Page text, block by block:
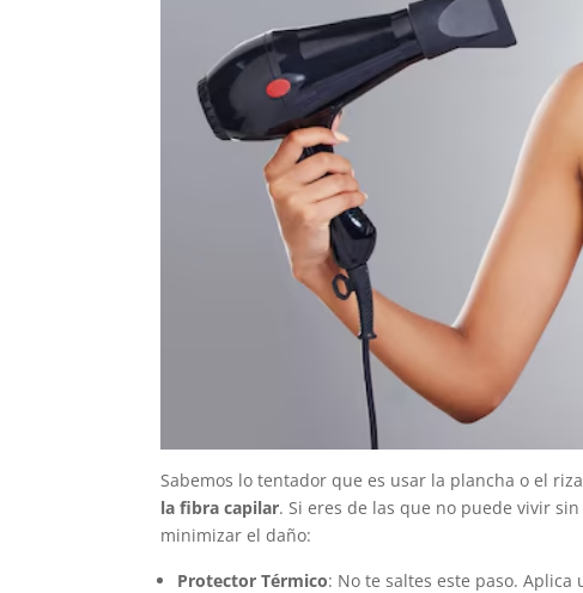
Sabemos lo tentador que es usar la plancha o el
la fibra capilar. Si eres de las que no puede vivir
minimizar el daño:
Protector Térmico: No te saltes este paso.